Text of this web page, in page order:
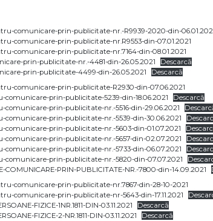
comunicare-prin-publicitate-nr.-R9939-2020-din-
comunicare-prin-publicitate-nr.R9553-din-07.01.2021
comunicare-prin-publicitate-nr.7164-din-08.01.2021
prin-publicitate-nr.-4481-din-26.05.2021
Descarcă
prin-publicitate-4499-din-26.05.2021
Descarcă
comunicare-prin-publicitate-R2930-din-07.06.2021
prin-publicitate-5239-din-18.06.2021
Descarcă
prin-publicitate-nr.-5516-din-29.06.2021
prin-publicitate-nr.-5539-din-30.06.2021
prin-publicitate-nr.-5603-din-01.07.2021
prin-publicitate-nr.-5657-din-02.07.2021
prin-publicitate-nr.-5733-din-06.07.2021
comunicare-prin-publicitate-nr.-5820-din-07.07.2021
COMUNICARE-PRIN-PUBLICITATE-NR.-7800-din-14.09.2021
comunicare-prin-publicitate-nr.7867-din-28-10-2021
comunicare-prin-publicitate-nr-5643-din-17.11.2021
FIZICE-1NR.1811-DIN-03.11.2021
Descarcă
FIZICE-2-NR.1811-DIN-03.11.2021
Descarcă